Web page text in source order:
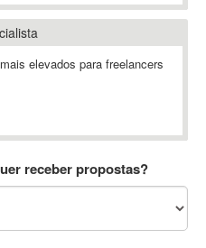
elevados para freelancers
receber propostas?